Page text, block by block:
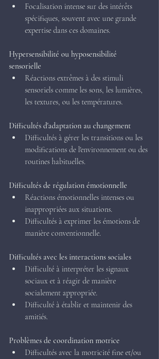
Focalisation intense sur des intérêts
spécifiques, souvent avec une grande
expertise dans ces domaines.
Hypersensibilité ou hyposensibilité
sensorielle
Réactions extrêmes à des stimuli
sensoriels comme les sons, les lumières,
les textures, ou les températures.
Difficultés d'adaptation au changement
Difficultés à gérer les transitions ou les
modifications de l'environnement ou des
routines habituelles.
Difficultés de régulation émotionnelle
Réactions émotionnelles intenses ou
inappropriées aux situations.
Difficultés à exprimer les émotions de
manière conventionnelle.
Difficultés avec les interactions sociales
Difficulté à interpréter les signaux
sociaux et à réagir de manière
socialement appropriée.
Difficulté à établir et maintenir des
amitiés.
Problèmes de coordination motrice
Difficultés avec la motricité fine et/ou